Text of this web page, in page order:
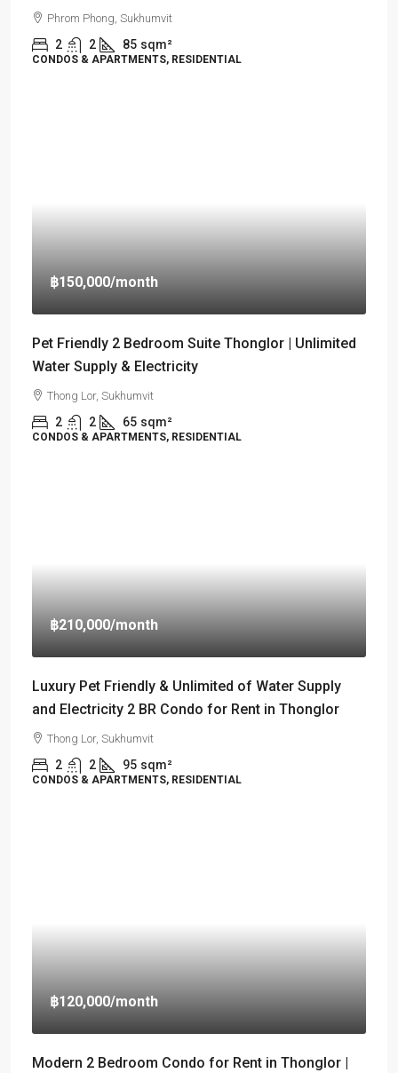
Phrom Phong, Sukhumvit
2 2 85 sqm²
CONDOS & APARTMENTS, RESIDENTIAL
฿150,000/month
Pet Friendly 2 Bedroom Suite Thonglor | Unlimited
Water Supply & Electricity
Thong Lor, Sukhumvit
2 2 65 sqm²
CONDOS & APARTMENTS, RESIDENTIAL
฿210,000/month
Luxury Pet Friendly & Unlimited of Water Supply
and Electricity 2 BR Condo for Rent in Thonglor
Thong Lor, Sukhumvit
2 2 95 sqm²
CONDOS & APARTMENTS, RESIDENTIAL
฿120,000/month
Modern 2 Bedroom Condo for Rent in Thonglor |